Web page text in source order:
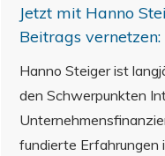
Jetzt mit Hanno
Beitrags vernetzen:
Hanno Steiger ist
den Schwerpunkten
fundierte Erfahrungen